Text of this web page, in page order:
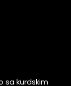
sa kurdskim